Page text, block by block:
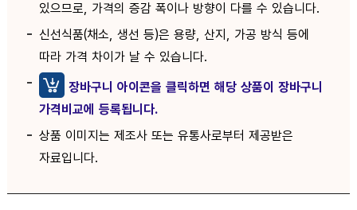
있으므로, 가격의 증감 폭이나 방향이 다를 수 있습니다.
신선식품(채소, 생선 등)은 용량, 산지, 가공 방식 등에
따라 가격 차이가 날 수 있습니다.
장바구니 아이콘을 클릭하면 해당 상품이 장바구니
가격비교에 등록됩니다.
상품 이미지는 제조사 또는 유통사로부터 제공받은
자료입니다.